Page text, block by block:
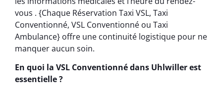
vous . {Chaque Réservation Taxi VSL, Taxi
Conventionné, VSL Conventionné ou Taxi
Ambulance} offre une continuité logistique pour ne
manquer aucun soin.
En quoi la VSL Conventionné dans Uhlwiller est
essentielle ?